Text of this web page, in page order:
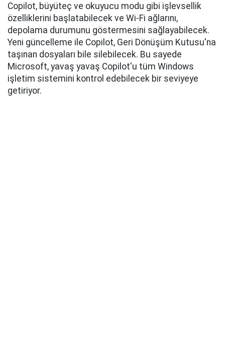
Copilot, büyüteç ve okuyucu modu gibi işlevsellik
özelliklerini başlatabilecek ve Wi-Fi ağlarını,
depolama durumunu göstermesini sağlayabilecek.
Yeni güncelleme ile Copilot, Geri Dönüşüm Kutusu'na
taşınan dosyaları bile silebilecek. Bu sayede
Microsoft, yavaş yavaş Copilot'u tüm Windows
işletim sistemini kontrol edebilecek bir seviyeye
getiriyor.